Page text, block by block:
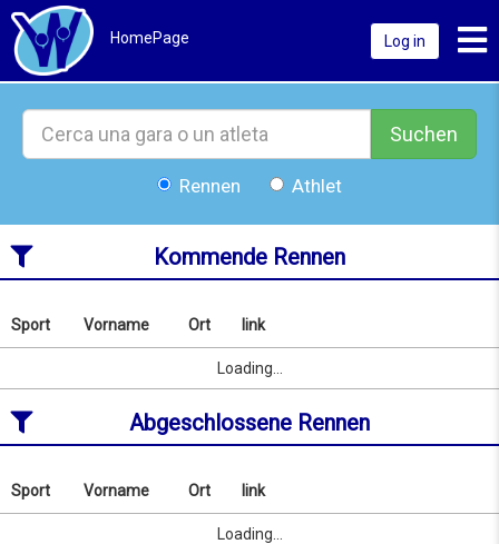
HomePage Log in
Suchen
Rennen Athlet
Kommende Rennen
Nach
Name
suchen
ab
to
10/09/2026
Sport Vorname Ort
link
link
Loading...
Abgeschlossene Rennen
Nach
Name
Sport Vorname Ort
link
link
Loading...